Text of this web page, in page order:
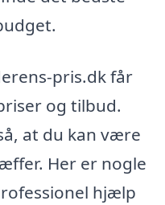
pris.dk får
og tilbud.
at du kan være
Her er nogle
hjælp